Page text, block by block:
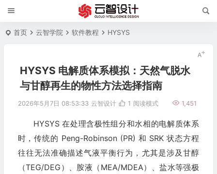
首页 云智学院 软件教程 HYSYS
HYSYS 电解质体系模拟：天然气脱水
与甘醇再生的物性方法选择指南
2026年5月7日 08:53:33 云智设计 1,451
1 阅读模式
HYSYS 在处理含极性组分和水相的电解质体系
时，传统的 Peng-Robinson (PR) 和 SRK 状态方程
往往无法准确描述气液平衡行为，尤其是涉及甘醇
（TEG/DEG）、胺液（MEA/MDEA）、盐水等强极